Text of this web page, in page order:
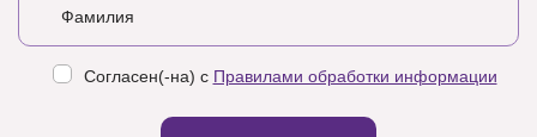
Согласен(-на) с Правилами обработки информации